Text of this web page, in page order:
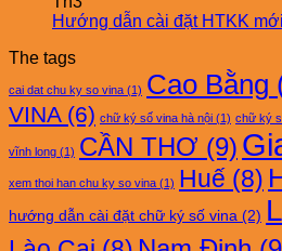
Hướng dẫn cài đặt HTKK
The tags
cai dat chu ky so vina (1) Cao Bằng
VINA(6) chữ ký số vina hà nội (1) chữ ký
vĩnh long (1) CẦN THƠ (9)
xem thoi han chu ky so vina (1) Huế (8)
hướng dẫn cài đặt chữ ký số vina (2)